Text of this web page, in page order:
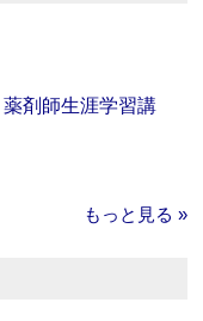
剤師生涯学習講
もっと見る »